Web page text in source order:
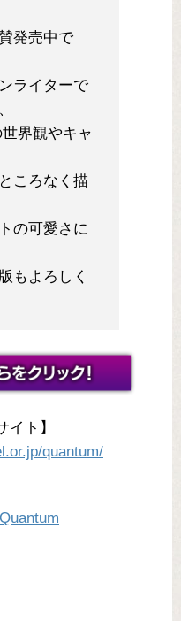
発売中で
ライターで
世界観やキャ
ころなく描
の可愛さに
もよろしく
ト】
quantum/